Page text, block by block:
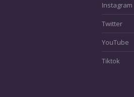
Instagram
Twitter
YouTube
Tiktok